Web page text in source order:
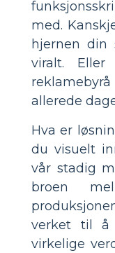
med.
hjernen
viralt.
allerede
Hva er
du visuelt
vår stadig
broen
verket til å
virkelige